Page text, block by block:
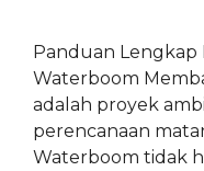
Panduan Lengkap
Waterboom
adalah proyek
perencanaan
Waterboom tidak